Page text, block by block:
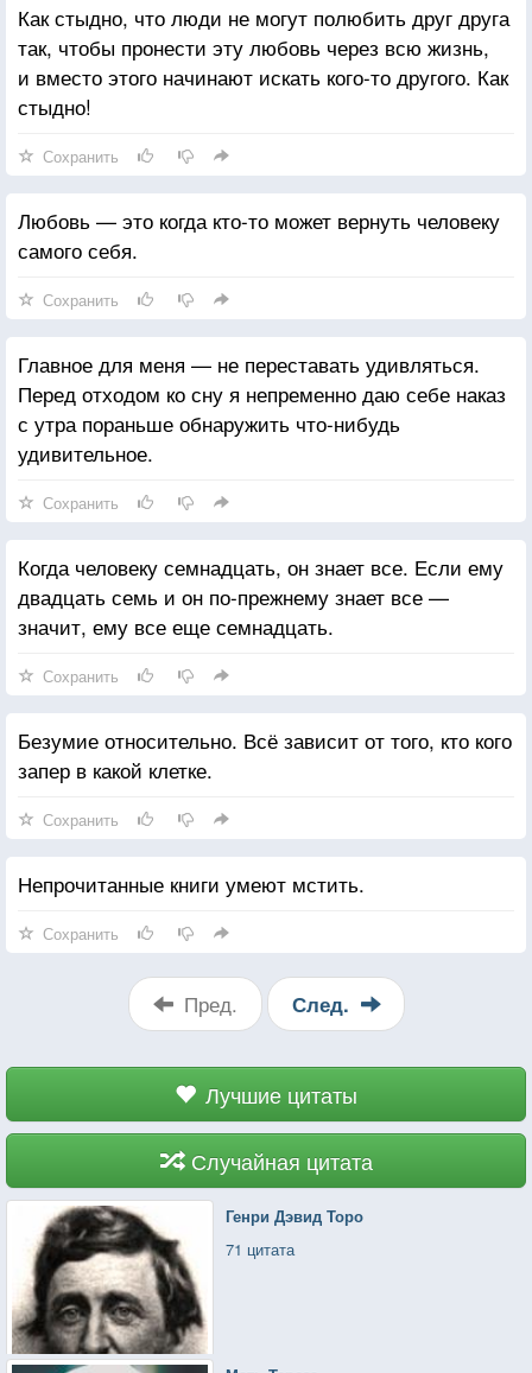
Как стыдно, что люди не могут полюбить друг друга
так, чтобы пронести эту любовь через всю жизнь,
и вместо этого начинают искать кого-то другого. Как
стыдно!
Сохранить
Любовь — это когда кто-то может вернуть человеку
самого себя.
Сохранить
Главное для меня — не переставать удивляться.
Перед отходом ко сну я непременно даю себе наказ
с утра пораньше обнаружить что-нибудь
удивительное.
Сохранить
Когда человеку семнадцать, он знает все. Если ему
двадцать семь и он по-прежнему знает все —
значит, ему все еще семнадцать.
Сохранить
Безумие относительно. Всё зависит от того, кто кого
запер в какой клетке.
Сохранить
Непрочитанные книги умеют мстить.
Сохранить
Пред. След.
Лучшие цитаты
Случайная цитата
Генри Дэвид Торо
71 цитата